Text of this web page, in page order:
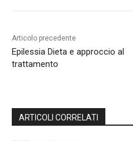
Articolo precedente
Epilessia Dieta e approccio al
trattamento
ARTICOLI CORRELATI